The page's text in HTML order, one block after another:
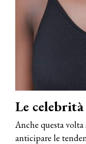
Le celebrità
Anche questa
anticipare le